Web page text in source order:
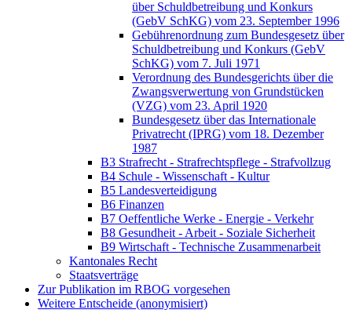
über Schuldbetreibung und Konkurs
(GebV SchKG) vom 23. September 1996
Gebührenordnung zum Bundesgesetz über
Schuldbetreibung und Konkurs (GebV
SchKG) vom 7. Juli 1971
Verordnung des Bundesgerichts über die
Zwangsverwertung von Grundstücken
(VZG) vom 23. April 1920
Bundesgesetz über das Internationale
Privatrecht (IPRG) vom 18. Dezember
1987
B3 Strafrecht - Strafrechtspflege - Strafvollzug
B4 Schule - Wissenschaft - Kultur
B5 Landesverteidigung
B6 Finanzen
B7 Oeffentliche Werke - Energie - Verkehr
B8 Gesundheit - Arbeit - Soziale Sicherheit
B9 Wirtschaft - Technische Zusammenarbeit
Kantonales Recht
Staatsverträge
Zur Publikation im RBOG vorgesehen
Weitere Entscheide (anonymisiert)